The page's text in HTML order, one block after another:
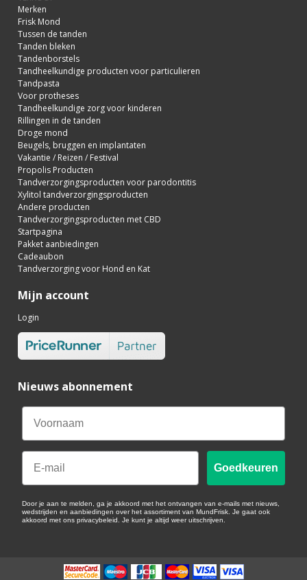
Merken
Frisk Mond
Tussen de tanden
Tanden bleken
Tandenborstels
Tandheelkundige producten voor particulieren
Tandpasta
Voor protheses
Tandheelkundige zorg voor kinderen
Rillingen in de tanden
Droge mond
Beugels, bruggen en implantaten
Vakantie / Reizen / Festival
Propolis Producten
Tandverzorgingsproducten voor parodontitis
Xylitol tandverzorgingsproducten
Andere producten
Tandverzorgingsproducten met CBD
Startpagina
Pakket aanbiedingen
Cadeaubon
Tandverzorging voor Hond en Kat
Mijn account
Login
Nieuws abonnement
Email
Goedkeuren
Door je aan te melden, ga je akkoord met het ontvangen van e-mails met nieuws,
wedstrijden en aanbiedingen over het assortiment van MundFrisk. Je gaat ook
akkoord met ons privacybeleid. Je kunt je altijd weer uitschrijven.